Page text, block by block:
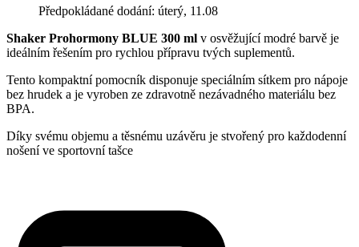
Předpokládané dodání: úterý, 11.08
Shaker Prohormony BLUE 300 ml v osvěžující modré barvě je
ideálním řešením pro rychlou přípravu tvých suplementů.
Tento kompaktní pomocník disponuje speciálním sítkem pro nápoje
bez hrudek a je vyroben ze zdravotně nezávadného materiálu bez
BPA.
Díky svému objemu a těsnému uzávěru je stvořený pro každodenní
nošení ve sportovní tašce